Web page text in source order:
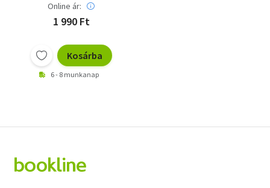
Online ár:
1 990 Ft
Kosárba
6 - 8 munkanap